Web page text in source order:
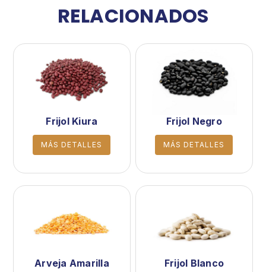
RELACIONADOS
Frijol Kiura
MÁS DETALLES
Frijol Negro
MÁS DETALLES
Arveja Amarilla Frijol Blanco